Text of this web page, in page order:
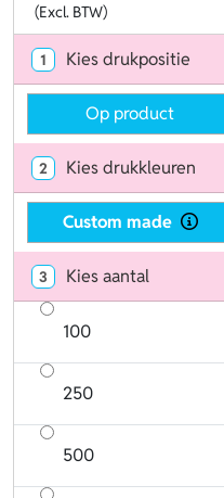
(Excl. BTW)
1 Kies drukpositie
Op product
2 Kies drukkleuren
Custom made
3 Kies aantal
100
250
500